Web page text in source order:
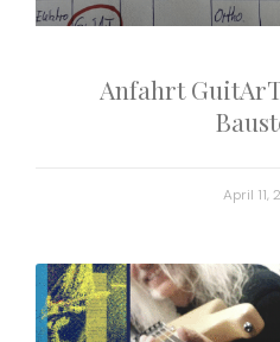
Anfahrt
April 11,